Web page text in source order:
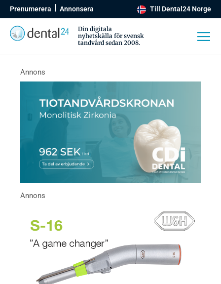
Prenumerera Annonsera Till Dental24 Norge
Din digitala
nyhetskälla för svensk
tandvård sedan 2008.